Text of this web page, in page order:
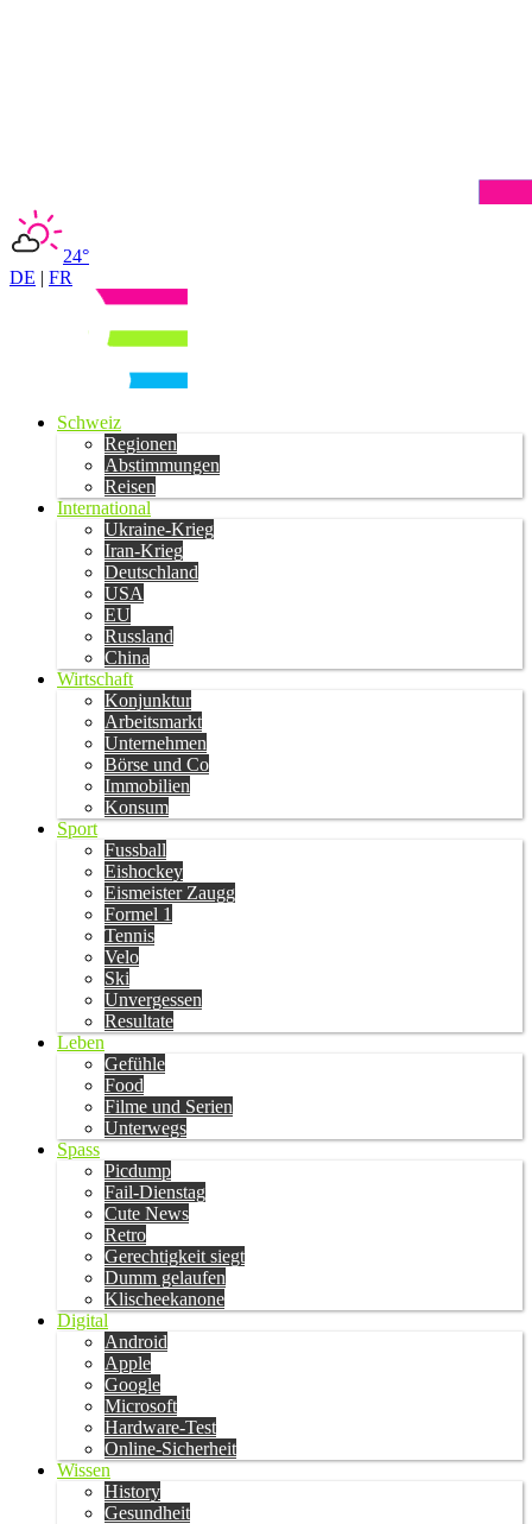
24°
DE | FR
Schweiz
Regionen
Abstimmungen
Reisen
International
Ukraine-Krieg
Iran-Krieg
Deutschland
USA
EU
Russland
China
Wirtschaft
Konjunktur
Arbeitsmarkt
Unternehmen
Börse und Co
Immobilien
Konsum
Sport
Fussball
Eishockey
Eismeister Zaugg
Formel 1
Tennis
Velo
Ski
Unvergessen
Resultate
Leben
Gefühle
Food
Filme und Serien
Unterwegs
Spass
Picdump
Fail-Dienstag
Cute News
Retro
Gerechtigkeit siegt
Dumm gelaufen
Klischeekanone
Digital
Android
Apple
Google
Microsoft
Hardware-Test
Online-Sicherheit
Wissen
History
Gesundheit